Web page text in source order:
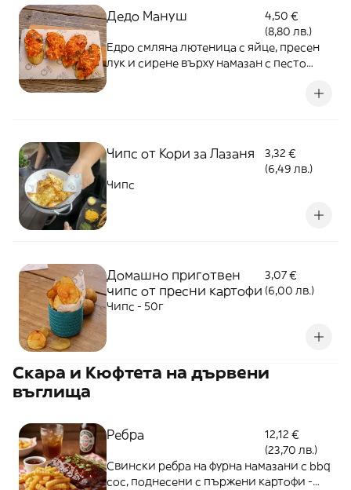
Дедо Мануш
4,50 €
(8,80 лв.)
Едро смляна лютеница с яйце, пресен
лук и сирене върху намазан с песто
Чипс от Кори за Лазаня
3,32 €
(6,49 лв.)
Чипс
Домашно приготвен
чипс от пресни картофи
3,07 €
(6,00 лв.)
Чипс - 50г
Скара и Кюфтета на дървени
въглища
Ребра
12,12 €
(23,70 лв.)
Свински ребра на фурна намазани с bbq
сос, поднесени с пържени картофи -